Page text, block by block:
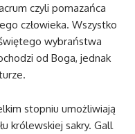
czyli pomazańca
człowieka. Wszystko
wybraństwa
od Boga, jednak
stopniu umożliwiają
królewskiej sakry. Gall